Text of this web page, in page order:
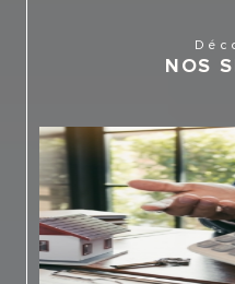
du 24 avril 1915 13012
vous répond par mail à
NOS